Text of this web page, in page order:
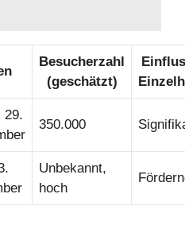
Besucherzahl
(geschätzt)
29.
350.000
Unbekannt,
hoch